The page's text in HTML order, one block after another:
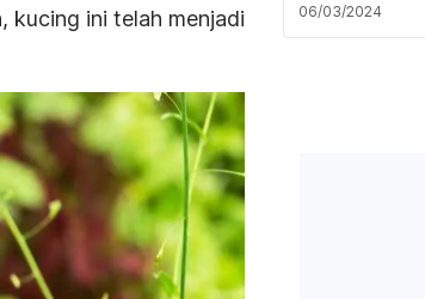
kucing ini telah menjadi
06/03/2024